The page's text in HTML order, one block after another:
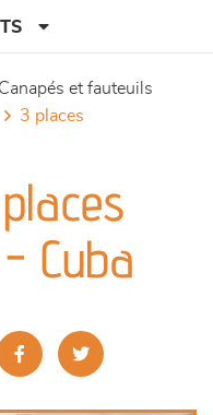
canapés et fauteuils
3 places
Cuba